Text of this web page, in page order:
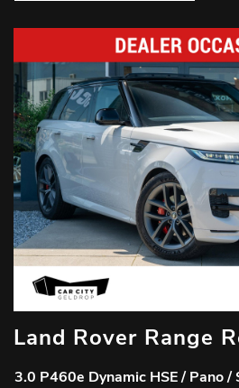
Land Rover Range
3.0 P460e Dynamic HSE / Pano /